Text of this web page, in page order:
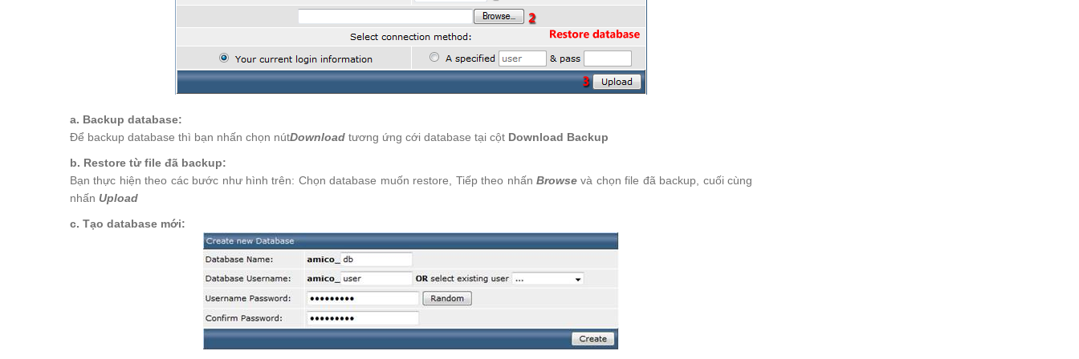
a. Backup database:
Để backup database thì bạn nhấn chọn nútDownload tương ứng cới database tại cột Download Backup
b. Restore từ file đã backup:
Bạn thực hiện theo các bước như hình trên: Chọn database muốn restore, Tiếp theo nhấn Browsevà chọn file đã backup, cuối cùng
nhấn Upload
c. Tạo database mới: